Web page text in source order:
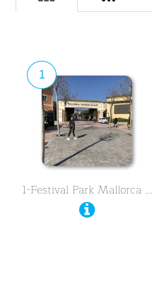
1
1-Festival Park Mallorca …